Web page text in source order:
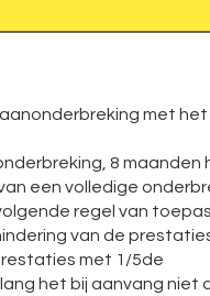
met
8 maanden
een volledige
regel van
van de
met 1/5de
het bij aanvang niet